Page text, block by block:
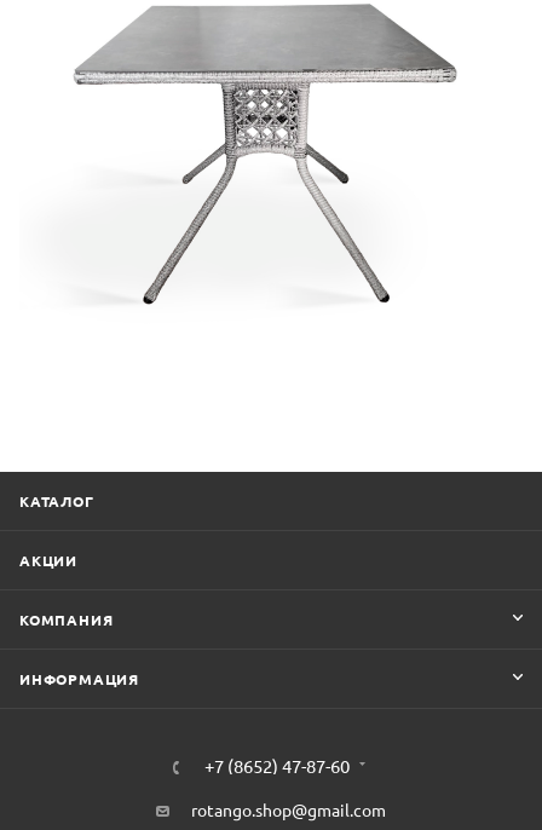
КАТАЛОГ
АКЦИИ
КОМПАНИЯ
ИНФОРМАЦИЯ
+7 (8652) 47-87-60
rotango.shop@gmail.com